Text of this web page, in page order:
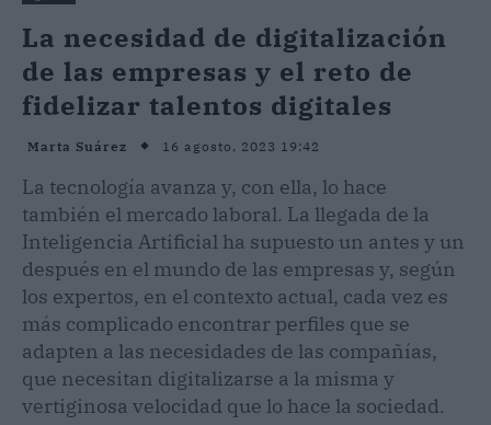
La necesidad de digitalización
de las empresas y el reto de
fidelizar talentos digitales
Marta Suárez 16 agosto, 2023 19:42
La tecnología avanza y, con ella, lo hace
también el mercado laboral. La llegada de la
Inteligencia Artificial ha supuesto un antes y un
después en el mundo de las empresas y, según
los expertos, en el contexto actual, cada vez es
más complicado encontrar perfiles que se
adapten a las necesidades de las compañías,
que necesitan digitalizarse a la misma y
vertiginosa velocidad que lo hace la sociedad.